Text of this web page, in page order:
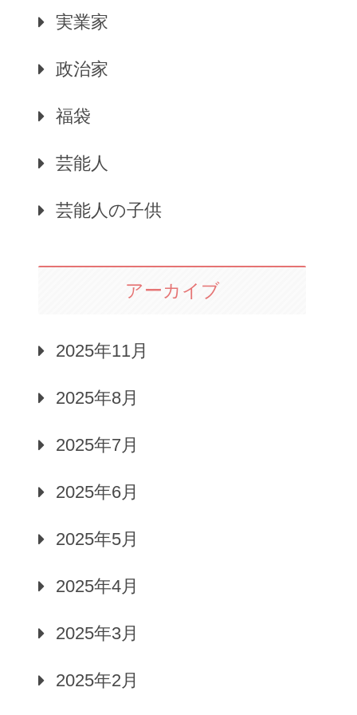
実業家
政治家
福袋
芸能人
芸能人の子供
アーカイブ
2025年11月
2025年8月
2025年7月
2025年6月
2025年5月
2025年4月
2025年3月
2025年2月